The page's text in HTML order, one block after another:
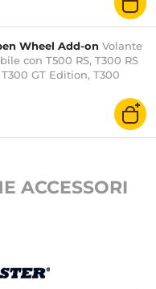
Wheel Add-on Volante
con T500 RS, T300 RS
GT Edition, T300
Integral Racing Wheel
Racing Wheel Servo Base,
Edition, TS-XW RACER,
ACCESSORI